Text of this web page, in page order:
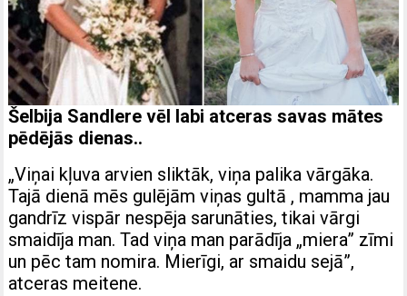
Šelbija Sandlere vēl labi atceras savas mātes
pēdējās dienas..
„Viņai kļuva arvien sliktāk, viņa palika vārgāka.
Tajā dienā mēs gulējām viņas gultā , mamma jau
gandrīz vispār nespēja sarunāties, tikai vārgi
smaidīja man. Tad viņa man parādīja „miera” zīmi
un pēc tam nomira. Mierīgi, ar smaidu sejā”,
atceras meitene.